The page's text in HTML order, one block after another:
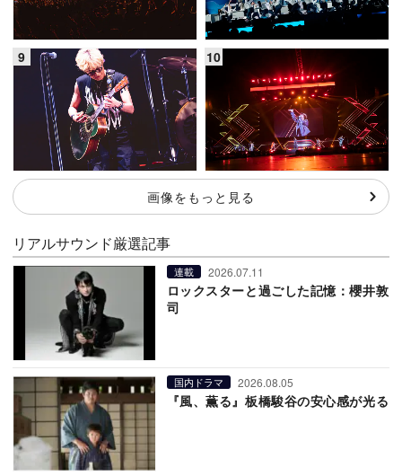
画像をもっと見る
リアルサウンド厳選記事
連載 2026.07.11
ロックスターと過ごした記憶：櫻井敦
司
国内ドラマ 2026.08.05
『風、薫る』板橋駿谷の安心感が光る